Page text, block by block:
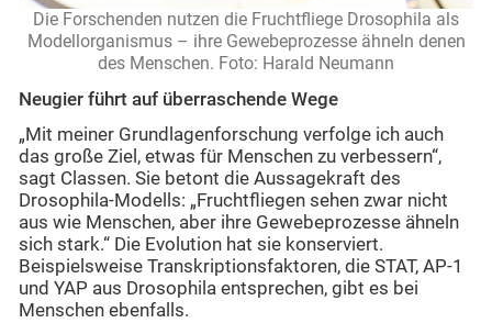
Die Forschenden nutzen die Fruchtfliege Drosophila als
Modellorganismus – ihre Gewebeprozesse ähneln denen
des Menschen. Foto: Harald Neumann
Neugier führt auf überraschende Wege
„Mit meiner Grundlagenforschung verfolge ich auch
das große Ziel, etwas für Menschen zu verbessern“,
sagt Classen. Sie betont die Aussagekraft des
Drosophila-Modells: „Fruchtfliegen sehen zwar nicht
aus wie Menschen, aber ihre Gewebeprozesse ähneln
sich stark.“ Die Evolution hat sie konserviert.
Beispielsweise Transkriptionsfaktoren, die STAT, AP-1
und YAP aus Drosophila entsprechen, gibt es bei
Menschen ebenfalls.